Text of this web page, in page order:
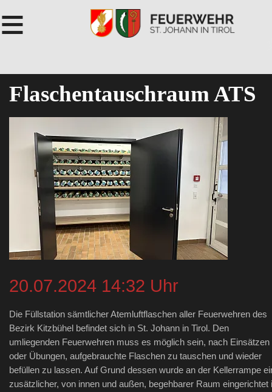
≡
Flaschentauschraum ATS
20.07.2024 14:32 Uhr
Die Füllstation sämtlicher Atemluftflaschen aller Feuerwehren des
Bezirk Kitzbühel befindet sich in St. Johann in Tirol. Den
umliegenden Feuerwehren muss es möglich sein, nach Einsätzen
oder Übungen, aufgebrauchte Flaschen zu tauschen und wieder
befüllen zu lassen. Auf Grund dessen wurde an der Kellerrampe
zusätzlicher, von innen und außen, begehbarer Raum eingerichtet